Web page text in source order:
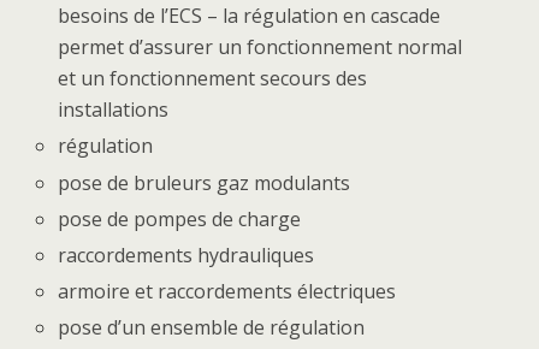
besoins de l’ECS – la régulation en cascade
permet d’assurer un fonctionnement normal
et un fonctionnement secours des
installations
régulation
pose de bruleurs gaz modulants
pose de pompes de charge
raccordements hydrauliques
armoire et raccordements électriques
pose d’un ensemble de régulation